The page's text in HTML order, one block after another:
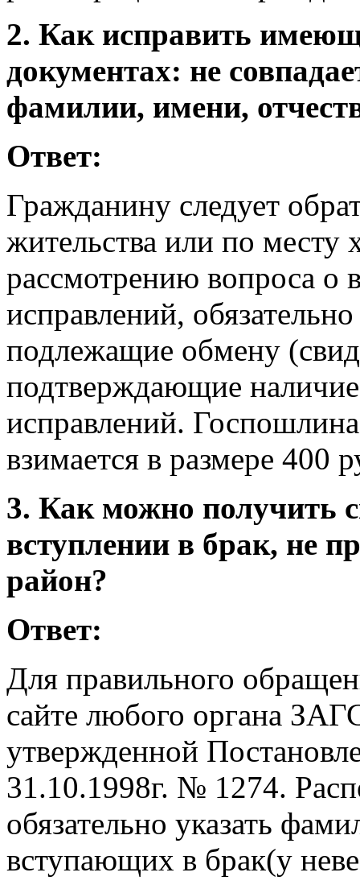
2. Как исправить
документах: не
фамилии, имени,
Ответ:
Гражданину следует
жительства или по месту
рассмотрению вопроса о
исправлений,
подлежащие обмену
подтверждающие
исправлений.
взимается в размере 400
3. Как можно получить
вступлении в брак, не
район?
Ответ:
Для правильного
сайте любого органа
утвержденной
31.10.1998г. № 1274.
обязательно указать
вступающих в брак(у